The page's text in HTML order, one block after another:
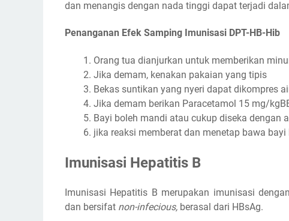
dan menangis dengan nada tinggi dapat terjadi
Penanganan Efek Samping Imunisasi DPT-HB-Hib
Orang tua dianjurkan untuk memberikan
Jika demam, kenakan pakaian yang tipis
Bekas suntikan yang nyeri dapat dikompres
Jika demam berikan Paracetamol 15 mg/
Bayi boleh mandi atau cukup diseka dengan
jika reaksi memberat dan menetap bawa bayi
Imunisasi Hepatitis B
Imunisasi Hepatitis B merupakan imunisasi
dan bersifat non-infecious, berasal dari HBsAg.